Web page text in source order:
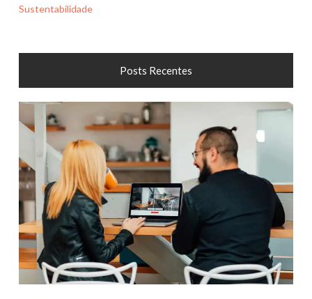
Sustentabilidade
Posts Recentes